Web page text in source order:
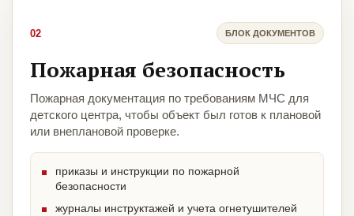
02 БЛОК ДОКУМЕНТОВ
Пожарная безопасность
Пожарная документация по требованиям МЧС для
детского центра, чтобы объект был готов к плановой
или внеплановой проверке.
приказы и инструкции по пожарной
безопасности
журналы инструктажей и учета огнетушителей